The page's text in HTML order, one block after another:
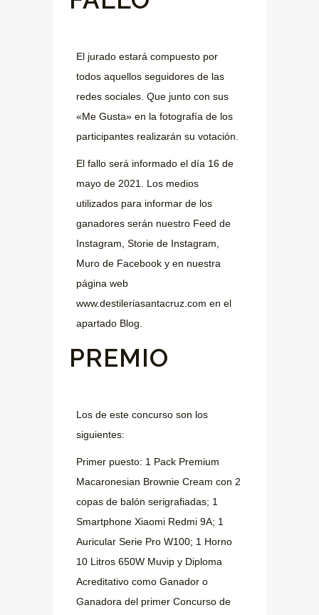
El jurado estará compuesto por
todos aquellos seguidores de las
redes sociales. Que junto con sus
«Me Gusta» en la fotografía de los
participantes realizarán su votación.
El fallo será informado el día 16 de
mayo de 2021. Los medios
utilizados para informar de los
ganadores serán nuestro Feed de
Instagram, Storie de Instagram,
Muro de Facebook y en nuestra
página web
www.destileriasantacruz.com en el
apartado Blog.
PREMIO
Los de este concurso son los
siguientes:
Primer puesto: 1 Pack Premium
Macaronesian Brownie Cream con 2
copas de balón serigrafiadas; 1
Smartphone Xiaomi Redmi 9A; 1
Auricular Serie Pro W100; 1 Horno
10 Litros 650W Muvip y Diploma
Acreditativo como Ganador o
Ganadora del primer Concurso de